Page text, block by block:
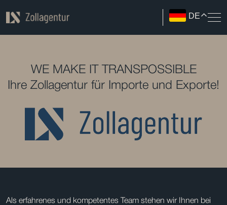
DE
WE MAKE IT TRANSPOSSIBLE
Ihre Zollagentur für Importe und Exporte!
Als erfahrenes und kompetentes Team stehen wir Ihnen bei